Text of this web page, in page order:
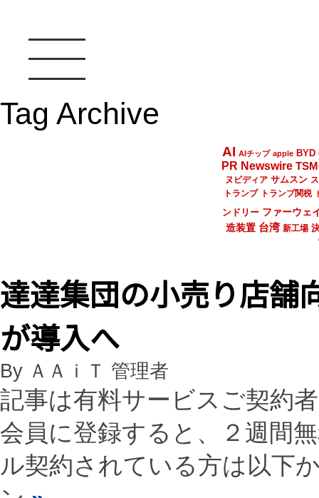
Tag Archive
AI AIチップ apple BYD
PR Newswire
ヌビディア サムスン
トランプ
トランプ関税
ンドリー ファーウェ
造装置 台湾 新工場
達達集団の小売り店舗
が導入へ
By ＡＡｉＴ 管理者
記事は有料サービスご契約
会員に登録すると、２週間
ル契約されている方は以下